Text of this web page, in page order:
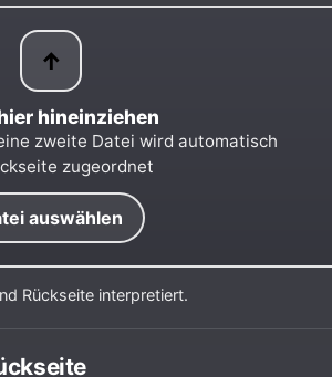
↑
hineinziehen
zweite Datei wird automatisch
zugeordnet
auswählen
Rückseite interpretiert.